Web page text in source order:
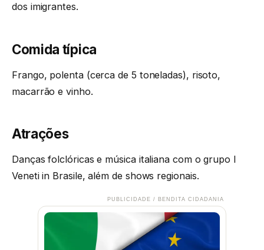
dos imigrantes.
Comida típica
Frango, polenta (cerca de 5 toneladas), risoto,
macarrão e vinho.
Atrações
Danças folclóricas e música italiana com o grupo I
Veneti in Brasile, além de shows regionais.
PUBLICIDADE / BENDITA CIDADANIA